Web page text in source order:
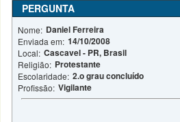
PERGUNTA
Nome: Daniel Ferreira
Enviada em: 14/10/2008
Local: Cascavel - PR, Brasil
Religião: Protestante
Escolaridade: 2.o grau concluído
Profissão: Vigilante